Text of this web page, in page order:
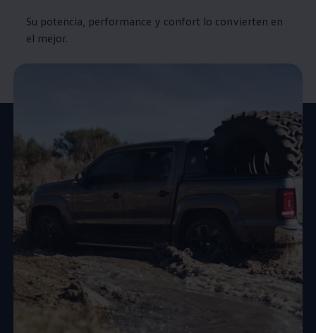
Su potencia, performance y confort lo convierten en
el mejor.